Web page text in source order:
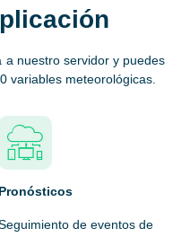
a nuestro servidor y puedes
variables meteorológicas.
Pronósticos
de eventos de